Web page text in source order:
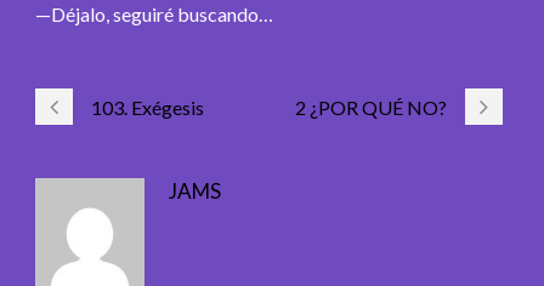
—Déjalo, seguiré buscando…
103. Exégesis 2 ¿POR QUÉ NO?
JAMS